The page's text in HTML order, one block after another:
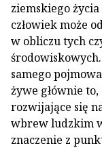
ziemskiego
człowiek może
w obliczu tych
samego
żywe głównie
rozwijające się
wbrew ludzkim
znaczenie z